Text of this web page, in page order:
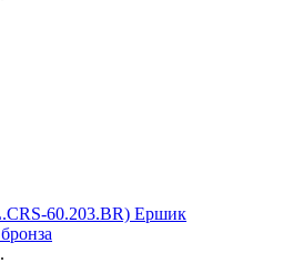
60.203.BR) Ершик